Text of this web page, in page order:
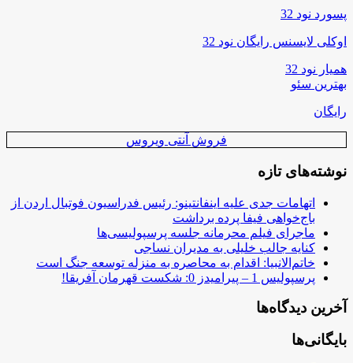
پسورد نود 32
اوکلی لایسنس رایگان نود 32
همیار نود 32
بهترین سئو
رایگان
فروش آنتی ویروس
نوشته‌های تازه
اتهامات جدی علیه اینفانتینو: رئیس فدراسیون فوتبال اردن از
باج‌خواهی فیفا پرده برداشت
ماجرای فیلم محرمانه جلسه پرسپولیسی‌ها
کنایه جالب خلیلی به مدیران نساجی
خاتم‌الانبیا: اقدام به محاصره به منزله توسعه جنگ است
پرسپولیس 1 – پیرامیدز 0: شکست قهرمان آفریقا!
آخرین دیدگاه‌ها
بایگانی‌ها